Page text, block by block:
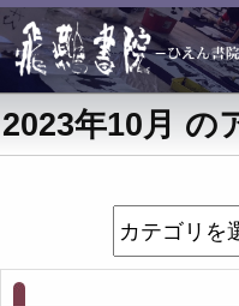
2023年10月 の